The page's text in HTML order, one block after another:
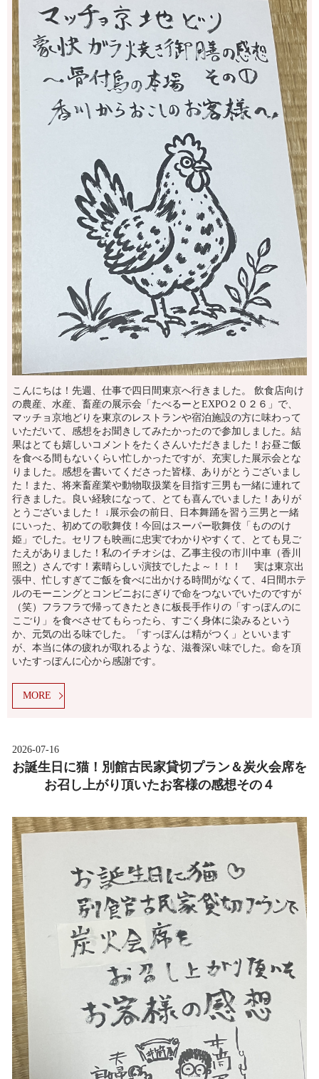
こんにちは！先週、仕事で四日間東京へ行きました。 飲食店向け
の農産、水産、畜産の展示会「たべるーとEXPO２０２６」で、
マッチョ京地どりを東京のレストランや宿泊施設の方に味わって
いただいて、感想をお聞きしてみたかったので参加しました。結
果はとても嬉しいコメントをたくさんいただきました！お昼ご飯
を食べる間もないくらい忙しかったですが、充実した展示会とな
りました。感想を書いてくださった皆様、ありがとうございまし
た！また、将来畜産業や動物取扱業を目指す三男も一緒に連れて
行きました。良い経験になって、とても喜んでいました！ありが
とうございました！ ↓展示会の前日、日本舞踊を習う三男と一緒
にいった、初めての歌舞伎！今回はスーパー歌舞伎「もののけ
姫」でした。セリフも映画に忠実でわかりやすくて、とても見ご
たえがありました！私のイチオシは、乙事主役の市川中車（香川
照之）さんです！素晴らしい演技でしたよ～！！！ 実は東京出
張中、忙しすぎてご飯を食べに出かける時間がなくて、4日間ホテ
ルのモーニングとコンビニおにぎりで命をつないでいたのですが
（笑）フラフラで帰ってきたときに板長手作りの「すっぽんのに
こごり」を食べさせてもらったら、すごく身体に染みるという
か、元気の出る味でした。「すっぽんは精がつく」といいます
が、本当に体の疲れが取れるような、滋養深い味でした。命を頂
いたすっぽんに心から感謝です。
MORE
2026-07-16
お誕生日に猫！別館古民家貸切プラン＆炭火会席を
お召し上がり頂いたお客様の感想その４